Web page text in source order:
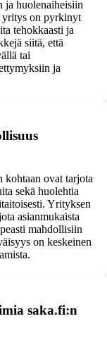
ja huolenaiheisiin
yritys on pyrkinyt
tehokkaasti ja
siitä, että
tai
ja
kohtaan ovat tarjota
sekä huolehtia
Yrityksen
asianmukaista
mahdollisiin
on keskeinen
saka.fi:n